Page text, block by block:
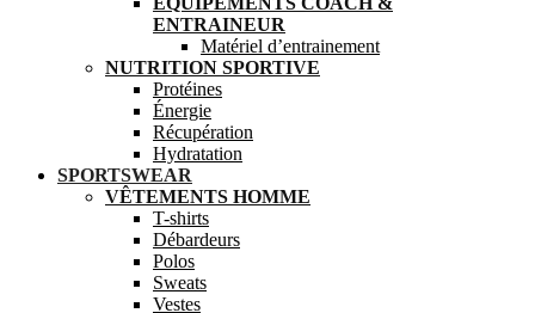
ENTRAINEUR
Matériel d’entrainement
NUTRITION SPORTIVE
Protéines
Énergie
Récupération
Hydratation
SPORTSWEAR
VÊTEMENTS HOMME
T-shirts
Débardeurs
Polos
Sweats
Vestes